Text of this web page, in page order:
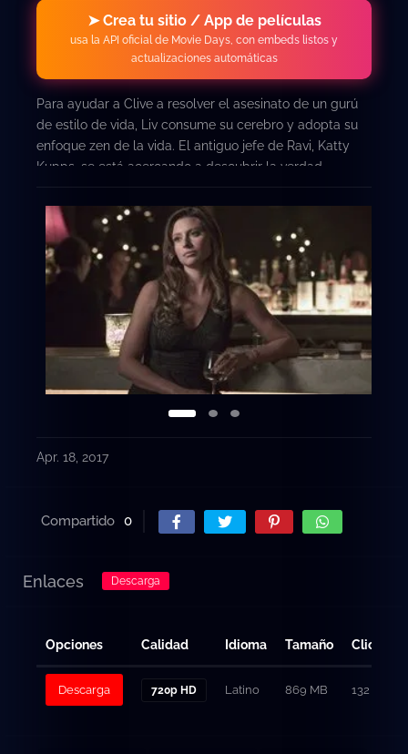
➤ Crea tu sitio / App de películas
usa la API oficial de Movie Days, con embeds listos y
actualizaciones automáticas
Para ayudar a Clive a resolver el asesinato de un gurú
de estilo de vida, Liv consume su cerebro y adopta su
enfoque zen de la vida. El antiguo jefe de Ravi, Katty
Kupps, se está acercando a descubrir la verdad
Peyton continúan su amistad en ciernes, para una gran
consternación de Ravi. Por último, Major está luchando
un poco en su nuevo trabajo
Apr. 18, 2017
Compartido 0
Enlaces Descarga
Opciones Calidad Idioma Tamaño Clicks
Descarga 720p HD Latino 869 MB 132